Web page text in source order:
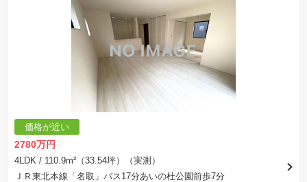
価格が近い
2780万円
4LDK / 110.9m²（33.54坪）（実測）
ＪＲ東北本線「名取」バス17分あいの杜公園前歩7分